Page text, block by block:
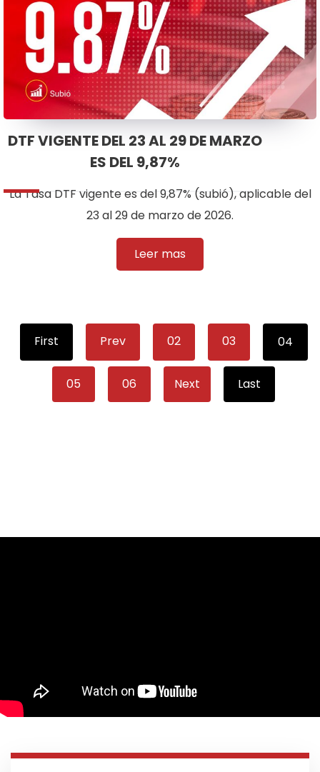
DTF VIGENTE DEL 23 AL 29 DE MARZO
ES DEL 9,87%
La Tasa DTF vigente es del 9,87% (subió), aplicable del
23 al 29 de marzo de 2026.
Leer mas
First Prev 02 03 04
05 06 Next Last